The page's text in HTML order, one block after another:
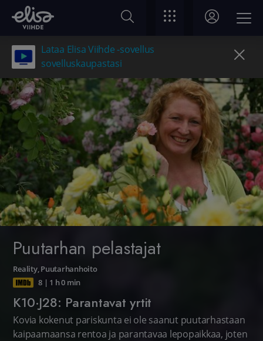
Lataa Elisa Viihde -sovellus
sovelluskaupastasi
Puutarhan pelastajat
Reality,Puutarhanhoito
8 | 1 h 0 min
K10·J28: Parantavat yrtit
Kovia kokenut pariskunta ei ole saanut puutarhastaan
kaipaamaansa rentoa ja parantavaa lepopaikkaa, joten